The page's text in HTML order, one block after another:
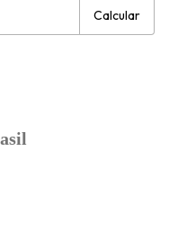
Calcular